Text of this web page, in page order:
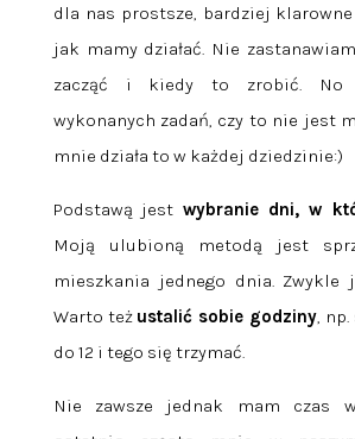
dla nas prostsze, bardziej
jak mamy działać. Nie
zacząć i kiedy to zrobić. No
wykonanych zadań, czy to nie jest
mnie działa to w każdej dziedzinie:)
Podstawą jest wybranie dni, w
Moją ulubioną metodą jest
mieszkania jednego dnia. Zwykle
Warto też ustalić sobie godziny,
do 12 i tego się trzymać.
Nie zawsze jednak mam czas